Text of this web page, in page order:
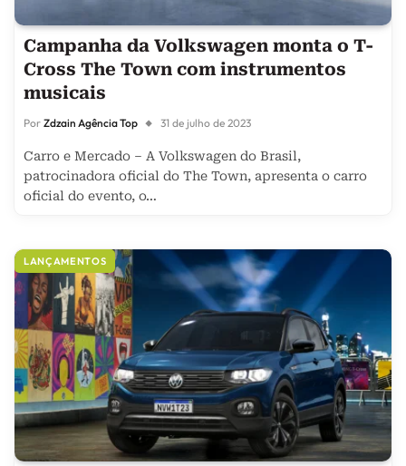
Campanha da Volkswagen monta o T-
Cross The Town com instrumentos
musicais
Por Zdzain Agência Top 31 de julho de 2023
Carro e Mercado – A Volkswagen do Brasil,
patrocinadora oficial do The Town, apresenta o carro
oficial do evento, o…
LANÇAMENTOS